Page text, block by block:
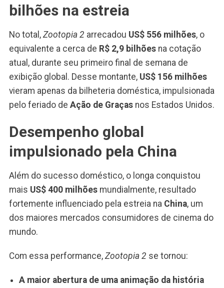
bilhões na estreia
No total, Zootopia 2 arrecadou US$ 556 milhões, o
equivalente a cerca de R$ 2,9 bilhõesna cotação
atual, durante seu primeiro final de semana de
exibição global. Desse montante, US$ 156 milhões
vieram apenas da bilheteria doméstica, impulsionada
pelo feriado de Ação de Graçasnos Estados Unidos.
Desempenho global
impulsionado pela China
Além do sucesso doméstico, o longa conquistou
mais US$ 400 milhõesmundialmente, resultado
fortemente influenciado pela estreia na China, um
dos maiores mercados consumidores de cinema do
mundo.
Com essa performance, Zootopia 2 se tornou:
A maior abertura de uma animação da história